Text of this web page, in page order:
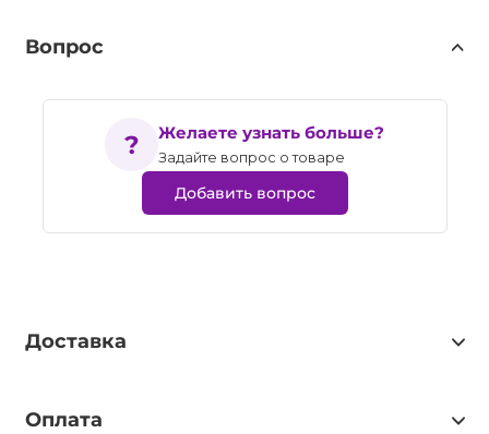
Вопрос
Желаете узнать больше?
Задайте вопрос о товаре
Добавить вопрос
Доставка
Оплата